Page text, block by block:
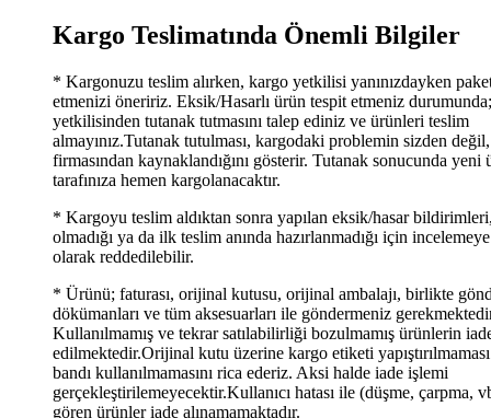
Kargo Teslimatında Önemli Bilgiler
* Kargonuzu teslim alırken, kargo yetkilisi yanınızdayken
etmenizi öneririz. Eksik/Hasarlı ürün tespit etmeniz
yetkilisinden tutanak tutmasını talep ediniz ve ürünleri teslim
almayınız.Tutanak tutulması, kargodaki problemin sizden
firmasından kaynaklandığını gösterir. Tutanak sonucunda yeni
tarafınıza hemen kargolanacaktır.
* Kargoyu teslim aldıktan sonra yapılan eksik/hasar
olmadığı ya da ilk teslim anında hazırlanmadığı için
olarak reddedilebilir.
* Ürünü; faturası, orijinal kutusu, orijinal ambalajı, birlikte
dökümanları ve tüm aksesuarları ile göndermeniz
Kullanılmamış ve tekrar satılabilirliği bozulmamış ürünlerin
edilmektedir.Orijinal kutu üzerine kargo etiketi
bandı kullanılmamasını rica ederiz. Aksi halde iade işlemi
gerçekleştirilemeyecektir.Kullanıcı hatası ile (düşme, çarpma,
gören ürünler iade alınamamaktadır.